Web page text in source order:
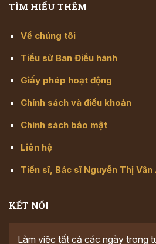
TÌM HIỂU THÊM
Về chúng tôi
Tiểu sử Ban Điều hành
Giấy phép hoạt động
Chính sách và điều khoản
Chính sách bảo mật
Liên hệ
Tiến sĩ, Bác sĩ Nguyễn Thị Vân
KẾT NỐI
Làm việc tất cả các ngày trong